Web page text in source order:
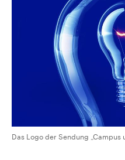
CDU, SPD und FDP regiert.-
Umfragen, Prognosen,
Wahlprogramme, aktuelle
und Hintergründe zu den
und Kandidaten der
Sendungen
Audio-Archiv
Das Logo der Sendung